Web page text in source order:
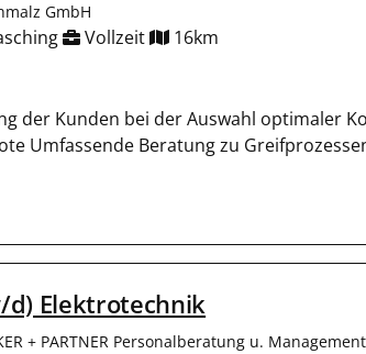
GmbH
Vollzeit 16km
der Kunden bei der Auswahl optimaler
Umfassende Beratung zu
Elektrotechnik
+ PARTNER Personalberatung u.